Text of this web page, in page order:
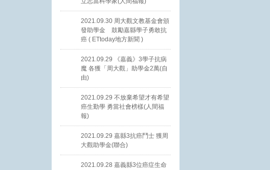
2021.09.30 周大觀文教基金會頒
發助學金 鼓勵嘉縣學子勇敢抗
癌 ( ETtoday地方新聞 )
2021.09.29 《嘉義》3學子抗病
魔 各獲「周大觀」助學金2萬(自
由)
2021.09.29 不放棄希望才有希望
癌生勤學 勇當社會榜樣(人間福
報)
2021.09.29 嘉縣3抗癌鬥士 獲周
大觀助學金(聯合)
2021.09.28 嘉義縣3位癌症生命